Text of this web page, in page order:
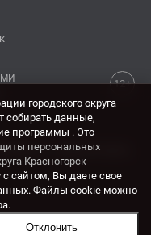
12+
г. Красногорск,
городского округа
собирать данные,
программы . Это
персональных
Красногорск
сайтом, Вы даете свое
Файлы cookie можно
Отклонить